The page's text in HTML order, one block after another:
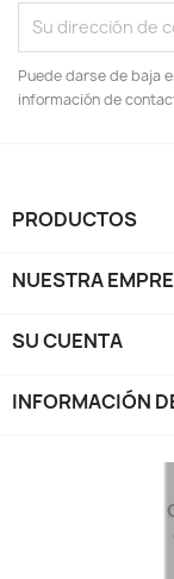
Puede darse de baja
información de
PRODUCTOS
NUESTRA
SU CUENTA
INFORMACIÓN